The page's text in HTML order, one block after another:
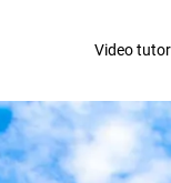
Video